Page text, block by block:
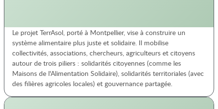
Le projet TerrAsol, porté à Montpellier, vise à construire un
système alimentaire plus juste et solidaire. Il mobilise
collectivités, associations, chercheurs, agriculteurs et citoyens
autour de trois piliers : solidarités citoyennes (comme les
Maisons de l'Alimentation Solidaire), solidarités territoriales (avec
des filières agricoles locales) et gouvernance partagée.